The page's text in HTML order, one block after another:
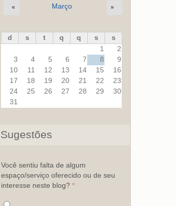
Março
« »
d s t q q s
s
1
2
3
4 5 6 7 8
9
10
11 12 13 14 15
16
17
18 19 20 21 22
23
24
25 26 27 28 29
30
31
Sugestões
Você sentiu falta de algum
espaço/serviço oferecido ou de seu
interesse neste blog?*